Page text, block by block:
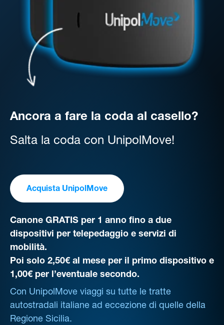
Ancora a fare la coda al casello?
Salta la coda con UnipolMove!
Acquista UnipolMove
Canone GRATIS per 1 anno fino a due
dispositivi per telepedaggio e servizi di
mobilità.
Poi solo 2,50€ al mese per il primo dispositivo e
1,00€ per l’eventuale secondo.
Con UnipolMove viaggi su tutte le tratte
autostradali italiane ad eccezione di quelle della
Regione Sicilia.